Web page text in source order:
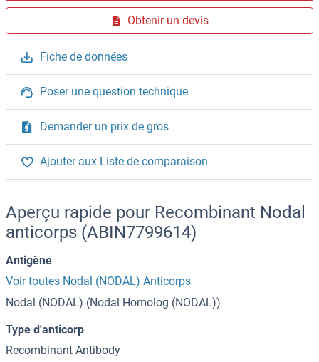
Obtenir un devis
Fiche de données
Poser une question technique
Demander un prix de gros
Ajouter aux Liste de comparaison
Aperçu rapide pour Recombinant Nodal
anticorps (ABIN7799614)
Antigène
Voir toutes Nodal (NODAL) Anticorps
Nodal (NODAL) (Nodal Homolog (NODAL))
Type d'anticorp
Recombinant Antibody